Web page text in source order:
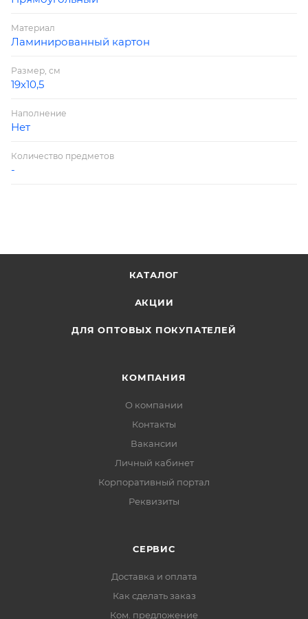
Материал
Ламинированный картон
Размер, см
19х10,5
Наполнение
Нет
Количество предметов
-
КАТАЛОГ
АКЦИИ
ДЛЯ ОПТОВЫХ ПОКУПАТЕЛЕЙ
КОМПАНИЯ
О компании
Контакты
Вакансии
Личный кабинет
Корпоративный портал
Реквизиты
СЕРВИС
Доставка и оплата
Как сделать заказ
Ком. предложение